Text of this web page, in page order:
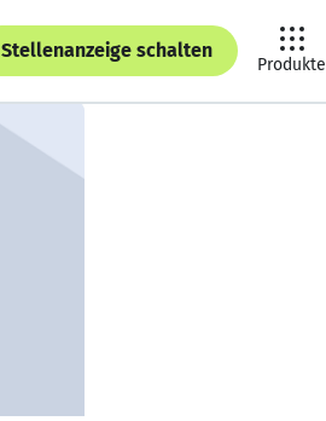
Stellenanzeige schalten
Produkte